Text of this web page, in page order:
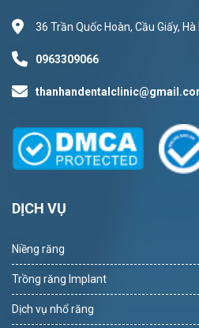
36 Trần Quốc Hoàn, Cầu Giấy, Hà
0963309066
DỊCH VỤ
Niềng răng
Trồng răng Implant
Dịch vụ nhổ răng